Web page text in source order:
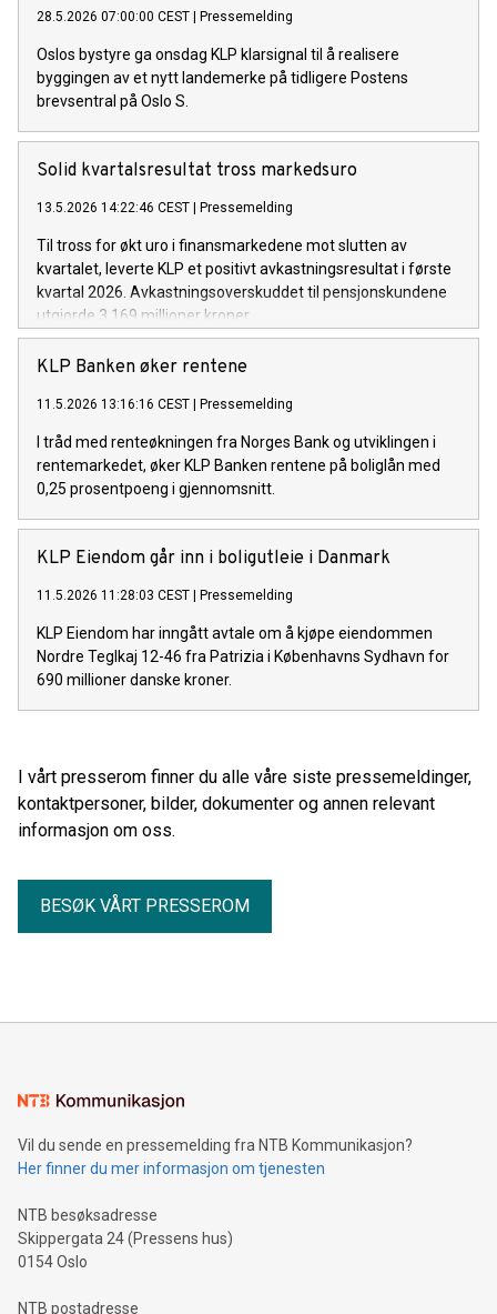
28.5.2026 07:00:00 CEST Pressemelding
Oslos bystyre ga onsdag KLP klarsignal til å realisere
byggingen av et nytt landemerke på tidligere Postens
brevsentral på Oslo S.
Solid kvartalsresultat tross markedsuro
13.5.2026 14:22:46 CEST Pressemelding
Til tross for økt uro i finansmarkedene mot slutten av
kvartalet, leverte KLP et positivt avkastningsresultat i første
kvartal 2026. Avkastningsoverskuddet til pensjonskundene
utgjorde 3.169 millioner kroner.
KLP Banken øker rentene
11.5.2026 13:16:16 CEST Pressemelding
I tråd med renteøkningen fra Norges Bank og utviklingen i
rentemarkedet, øker KLP Banken rentene på boliglån med
0,25 prosentpoeng i gjennomsnitt.
KLP Eiendom går inn i boligutleie i Danmark
11.5.2026 11:28:03 CEST Pressemelding
KLP Eiendom har inngått avtale om å kjøpe eiendommen
Nordre Teglkaj 12-46 fra Patrizia i Københavns Sydhavn for
690 millioner danske kroner.
I vårt presserom finner du alle våre siste pressemeldinger,
kontaktpersoner, bilder, dokumenter og annen relevant
informasjon om oss.
BESØK VÅRT PRESSEROM
Vil du sende en pressemelding fra NTB Kommunikasjon?
Her finner du mer informasjon om tjenesten
NTB besøksadresse
Skippergata 24 (Pressens hus)
0154 Oslo
NTB postadresse